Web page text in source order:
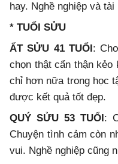
hay. Nghề nghiệp và
* TUỔI SỬU
ẤT SỬU 41 TUỔI :
chọn thật cẩn thận kẻo
chỉ hơn nữa trong học
được kết quả tốt đẹp.
QUÝ SỬU 53 TUỔI :
Chuyện tình cảm còn
vui. Nghề nghiệp cũng